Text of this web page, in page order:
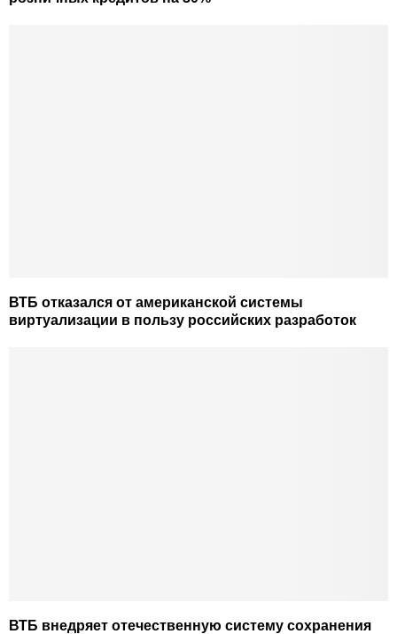
ВТБ отказался от американской системы
виртуализации в пользу российских разработок
ВТБ внедряет отечественную систему сохранения